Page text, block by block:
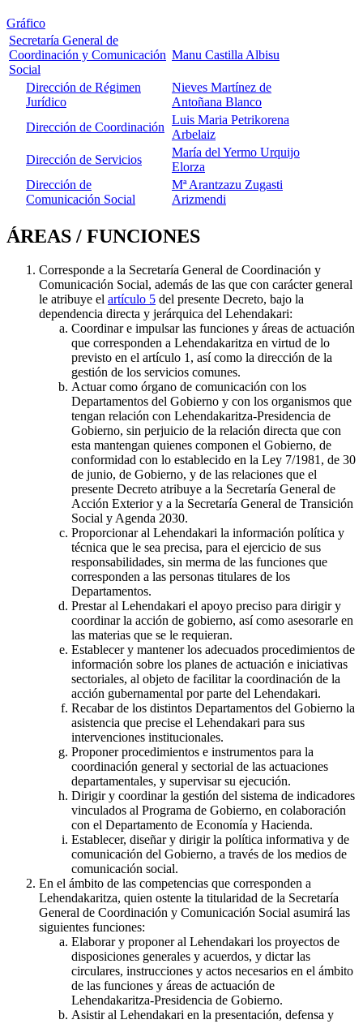
Gráfico
Secretaría General de
Coordinación y Comunicación
Social
Manu Castilla Albisu
Dirección de Régimen
Jurídico
Nieves Martínez de
Antoñana Blanco
Dirección de Coordinación
Luis Maria Petrikorena
Arbelaiz
Dirección de Servicios
María del Yermo Urquijo
Elorza
Dirección de
Comunicación Social
Mª Arantzazu Zugasti
Arizmendi
ÁREAS / FUNCIONES
Corresponde a la Secretaría General de Coordinación y
Comunicación Social, además de las que con carácter general
le atribuye el artículo 5 del presente Decreto, bajo la
dependencia directa y jerárquica del Lehendakari:
Coordinar e impulsar las funciones y áreas de actuación
que corresponden a Lehendakaritza en virtud de lo
previsto en el artículo 1, así como la dirección de la
gestión de los servicios comunes.
Actuar como órgano de comunicación con los
Departamentos del Gobierno y con los organismos que
tengan relación con Lehendakaritza-Presidencia de
Gobierno, sin perjuicio de la relación directa que con
esta mantengan quienes componen el Gobierno, de
conformidad con lo establecido en la Ley 7/1981, de 30
de junio, de Gobierno, y de las relaciones que el
presente Decreto atribuye a la Secretaría General de
Acción Exterior y a la Secretaría General de Transición
Social y Agenda 2030.
Proporcionar al Lehendakari la información política y
técnica que le sea precisa, para el ejercicio de sus
responsabilidades, sin merma de las funciones que
corresponden a las personas titulares de los
Departamentos.
Prestar al Lehendakari el apoyo preciso para dirigir y
coordinar la acción de gobierno, así como asesorarle en
las materias que se le requieran.
Establecer y mantener los adecuados procedimientos de
información sobre los planes de actuación e iniciativas
sectoriales, al objeto de facilitar la coordinación de la
acción gubernamental por parte del Lehendakari.
Recabar de los distintos Departamentos del Gobierno la
asistencia que precise el Lehendakari para sus
intervenciones institucionales.
Proponer procedimientos e instrumentos para la
coordinación general y sectorial de las actuaciones
departamentales, y supervisar su ejecución.
Dirigir y coordinar la gestión del sistema de indicadores
vinculados al Programa de Gobierno, en colaboración
con el Departamento de Economía y Hacienda.
Establecer, diseñar y dirigir la política informativa y de
comunicación del Gobierno, a través de los medios de
comunicación social.
En el ámbito de las competencias que corresponden a
Lehendakaritza, quien ostente la titularidad de la Secretaría
General de Coordinación y Comunicación Social asumirá las
siguientes funciones:
Elaborar y proponer al Lehendakari los proyectos de
disposiciones generales y acuerdos, y dictar las
circulares, instrucciones y actos necesarios en el ámbito
de las funciones y áreas de actuación de
Lehendakaritza-Presidencia de Gobierno.
Asistir al Lehendakari en la presentación, defensa y